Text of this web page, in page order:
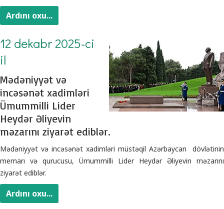
Ardını oxu...
12 dekabr 2025-ci
il
Mədəniyyət və
incəsənət xadimləri
Ümummilli Lider
Heydər Əliyevin
məzarını ziyarət ediblər.
Mədəniyyət və incəsənət xadimləri müstəqil Azərbaycan dövlətinin
memarı və qurucusu, Ümummilli Lider Heydər Əliyevin məzarını
ziyarət ediblər.
Ardını oxu...